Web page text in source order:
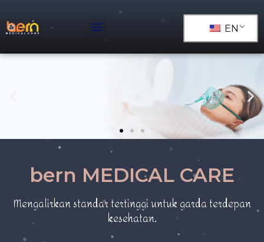
EN
bern MEDICAL CARE
Mengalirkan standar tertinggi untuk garda terdepan
kesehatan.